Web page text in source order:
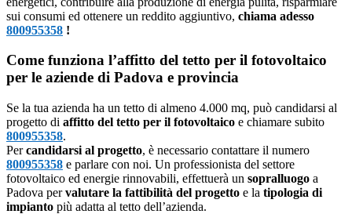
sui consumi ed ottenere un reddito aggiuntivo, chiama adesso
800955358 !
Come funziona l’affitto del tetto per il fotovoltaico
per le aziende di Padova e provincia
Se la tua azienda ha un tetto di almeno 4.000 mq, può candidarsi al
progetto di affitto del tetto per il fotovoltaico e chiamare subito
800955358.
Percandidarsi al progetto, è necessario contattare il numero
800955358 e parlare con noi. Un professionista del settore
fotovoltaico ed energie rinnovabili, effettuerà un sopralluogo a
Padova pervalutare la fattibilità del progetto e la tipologia di
impianto più adatta al tetto dell’azienda.